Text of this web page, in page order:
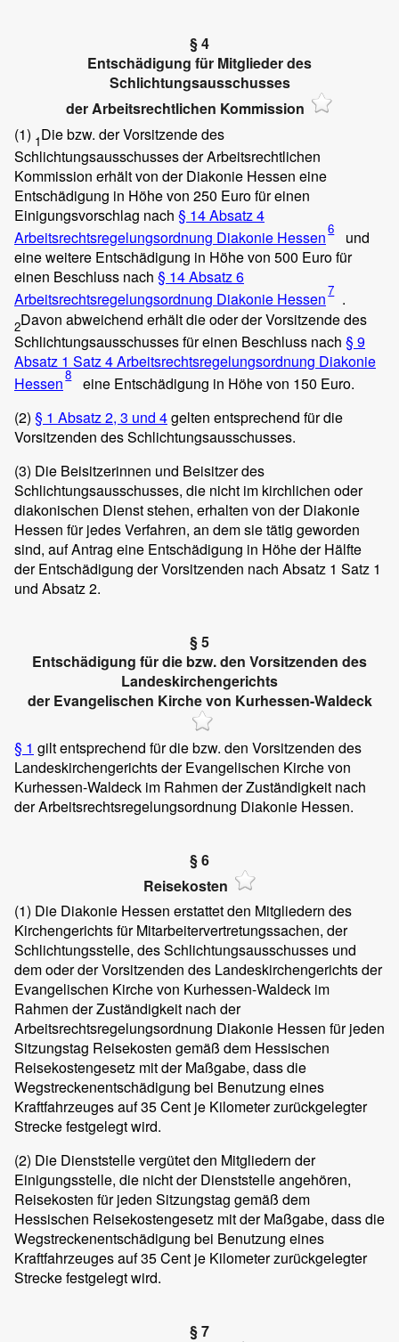
§ 4
Entschädigung für Mitglieder des
Schlichtungsausschusses
der Arbeitsrechtlichen Kommission
(1) 1Die bzw. der Vorsitzende des
Schlichtungsausschusses der Arbeitsrechtlichen
Kommission erhält von der Diakonie Hessen eine
Entschädigung in Höhe von 250 Euro für einen
Einigungsvorschlag nach § 14 Absatz 4
Arbeitsrechtsregelungsordnung Diakonie Hessen6
und
eine weitere Entschädigung in Höhe von 500 Euro für
einen Beschluss nach § 14 Absatz 6
Arbeitsrechtsregelungsordnung Diakonie Hessen7 .
2Davon abweichend erhält die oder der Vorsitzende des
Schlichtungsausschusses für einen Beschluss nach § 9
Absatz 1 Satz 4 Arbeitsrechtsregelungsordnung Diakonie
Hessen8
eine Entschädigung in Höhe von 150 Euro.
(2) § 1 Absatz 2, 3 und 4gelten entsprechend für die
Vorsitzenden des Schlichtungsausschusses.
(3) Die Beisitzerinnen und Beisitzer des
Schlichtungsausschusses, die nicht im kirchlichen oder
diakonischen Dienst stehen, erhalten von der Diakonie
Hessen für jedes Verfahren, an dem sie tätig geworden
sind, auf Antrag eine Entschädigung in Höhe der Hälfte
der Entschädigung der Vorsitzenden nach Absatz 1 Satz 1
und Absatz 2.
§ 5
Entschädigung für die bzw. den Vorsitzenden des
Landeskirchengerichts
der Evangelischen Kirche von Kurhessen-Waldeck
§ 1 gilt entsprechend für die bzw. den Vorsitzenden des
Landeskirchengerichts der Evangelischen Kirche von
Kurhessen-Waldeck im Rahmen der Zuständigkeit nach
der Arbeitsrechtsregelungsordnung Diakonie Hessen.
§ 6
Reisekosten
(1) Die Diakonie Hessen erstattet den Mitgliedern des
Kirchengerichts für Mitarbeitervertretungssachen, der
Schlichtungsstelle, des Schlichtungsausschusses und
dem oder der Vorsitzenden des Landeskirchengerichts der
Evangelischen Kirche von Kurhessen-Waldeck im
Rahmen der Zuständigkeit nach der
Arbeitsrechtsregelungsordnung Diakonie Hessen für jeden
Sitzungstag Reisekosten gemäß dem Hessischen
Reisekostengesetz mit der Maßgabe, dass die
Wegstreckenentschädigung bei Benutzung eines
Kraftfahrzeuges auf 35 Cent je Kilometer zurückgelegter
Strecke festgelegt wird.
(2) Die Dienststelle vergütet den Mitgliedern der
Einigungsstelle, die nicht der Dienststelle angehören,
Reisekosten für jeden Sitzungstag gemäß dem
Hessischen Reisekostengesetz mit der Maßgabe, dass die
Wegstreckenentschädigung bei Benutzung eines
Kraftfahrzeuges auf 35 Cent je Kilometer zurückgelegter
Strecke festgelegt wird.
§ 7